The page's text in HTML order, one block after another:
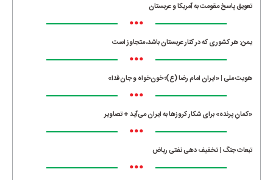
تعویق پاسخ مقومت به آمریکا و عربستان
•••
یمن: هر کشوری که در کنار عربستان باشد، متجاوز است
•••
هویت ملی | «ایران امام رضا (ع)؛ خون‌خواه و جان‌فدا»
•••
«کمانِ پرنده» برای شکار کروزها به ایران می‌آید + تصاویر
•••
تبعات جنگ | تخفیف دهی نفتی ریاض
•••